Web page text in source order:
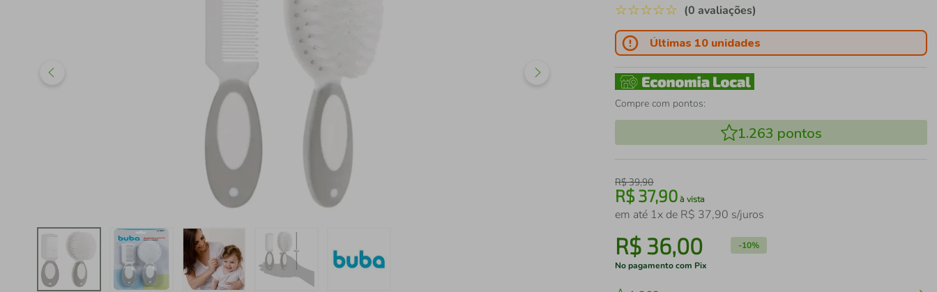
☆☆☆☆☆ (0 avaliações)
Últimas 10 unidades
Compre com pontos:
1.263 pontos
R$39,90
R$37,90 à vista
em até 1x de R$ 37,90 s/juros
R$ 36,00 -10%
No pagamento com Pix